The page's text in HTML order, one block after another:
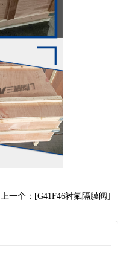
上一个：[G41F46衬氟隔膜阀]